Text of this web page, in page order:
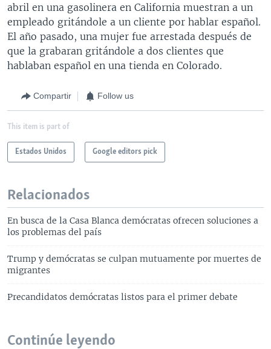
abril en una gasolinera en California muestran a un
empleado gritándole a un cliente por hablar español.
El año pasado, una mujer fue arrestada después de
que la grabaran gritándole a dos clientes que
hablaban español en una tienda en Colorado.
Compartir Follow us
This item is part of
Estados Unidos Google editors pick
Relacionados
En busca de la Casa Blanca demócratas ofrecen soluciones a
los problemas del país
Trump y demócratas se culpan mutuamente por muertes de
migrantes
Precandidatos demócratas listos para el primer debate
Continúe leyendo